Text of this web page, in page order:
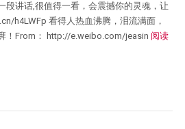
段讲话,很值得一看，会震撼你的灵魂，让
h4LWFp 看得人热血沸腾，泪流满面，
！From： http://e.weibo.com/jeasin 阅读